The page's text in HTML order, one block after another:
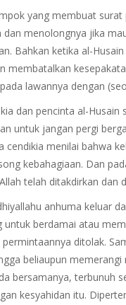
yang membuat
dan menolongnya jika
Bahkan ketika al-
membatalkan
lawannya dengan
dan pencinta al-
untuk jangan pergi
cendikia menilai bahwa
kebahagiaan. Dan
telah ditakdirkan dan
anhuma keluar
untuk berdamai atau
ditolak.
beliaupun
bersamanya, terbunuh
kesyahidan itu.